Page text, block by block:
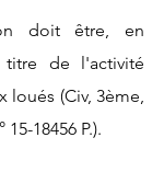
doit être, en
de l'activité
loués (Civ, 3ème,
18456 P.).